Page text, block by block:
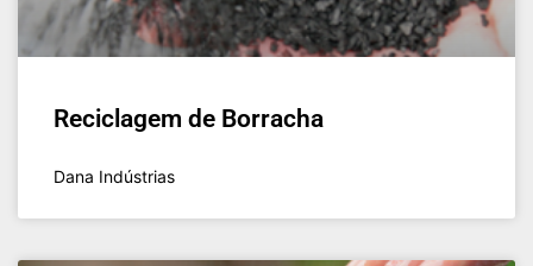
Reciclagem de Borracha
Dana Indústrias